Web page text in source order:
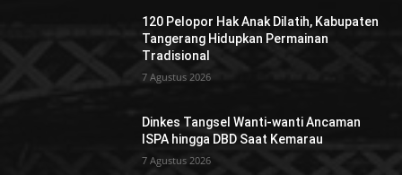
120 Pelopor Hak Anak Dilatih, Kabupaten
Tangerang Hidupkan Permainan
Tradisional
7 Agustus 2026
Dinkes Tangsel Wanti-wanti Ancaman
ISPA hingga DBD Saat Kemarau
7 Agustus 2026